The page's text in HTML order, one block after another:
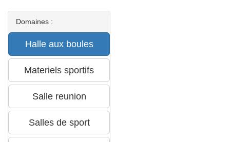
Domaines :